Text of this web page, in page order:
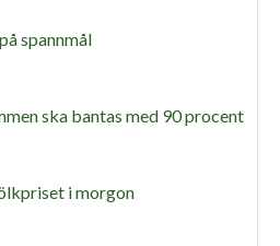
spannmål
ska bantas med 90 procent
i morgon